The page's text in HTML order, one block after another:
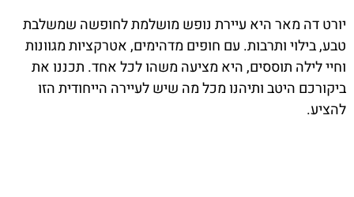
יורט דה מאר היא עיירת נופש מושלמת לחופשה שמשלבת
טבע, בילוי ותרבות. עם חופים מדהימים, אטרקציות מגוונות
וחיי לילה תוססים, היא מציעה משהו לכל אחד. תכננו את
ביקורכם היטב ותיהנו מכל מה שיש לעיירה הייחודית הזו
להציע.